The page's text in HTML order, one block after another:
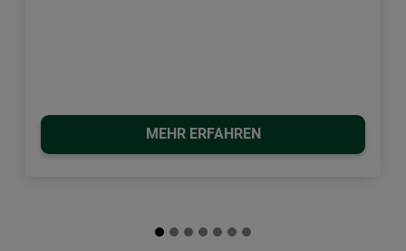
MEHR ERFAHREN